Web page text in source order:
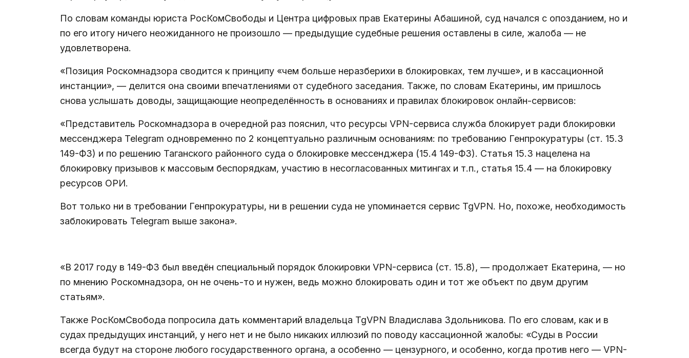
По словам команды юриста РосКомСвободы и Центра цифровых прав Екатерины Абашиной, суд начался с опозданием, но и
по его итогу ничего неожиданного не произошло — предыдущие судебные решения оставлены в силе, жалоба — не
удовлетворена.
«Позиция Роскомнадзора сводится к принципу «чем больше неразберихи в блокировках, тем лучше», и в кассационной
инстанции», — делится она своими впечатлениями от судебного заседания. Также, по словам Екатерины, им пришлось
снова услышать доводы, защищающие неопределённость в основаниях и правилах блокировок онлайн-сервисов:
«Представитель Роскомнадзора в очередной раз пояснил, что ресурсы VPN-сервиса служба блокирует ради блокировки
мессенджера Telegram одновременно по 2 концептуально различным основаниям: по требованию Генпрокуратуры (ст. 15.3
149-ФЗ) и по решению Таганского районного суда о блокировке мессенджера (15.4 149-ФЗ). Статья 15.3 нацелена на
блокировку призывов к массовым беспорядкам, участию в несогласованных митингах и т.п., статья 15.4 — на блокировку
ресурсов ОРИ.
Вот только ни в требовании Генпрокуратуры, ни в решении суда не упоминается сервис TgVPN. Но, похоже, необходимость
заблокировать Telegram выше закона».
«В 2017 году в 149-ФЗ был введён специальный порядок блокировки VPN-сервиса (ст. 15.8), — продолжает Екатерина, — но
по мнению Роскомнадзора, он не очень-то и нужен, ведь можно блокировать один и тот же объект по двум другим
статьям».
Также РосКомСвобода попросила дать комментарий владельца TgVPN Владислава Здольникова. По его словам, как и в
судах предыдущих инстанций, у него нет и не было никаких иллюзий по поводу кассационной жалобы: «Суды в России
всегда будут на стороне любого государственного органа, а особенно — цензурного, и особенно, когда против него — VPN-